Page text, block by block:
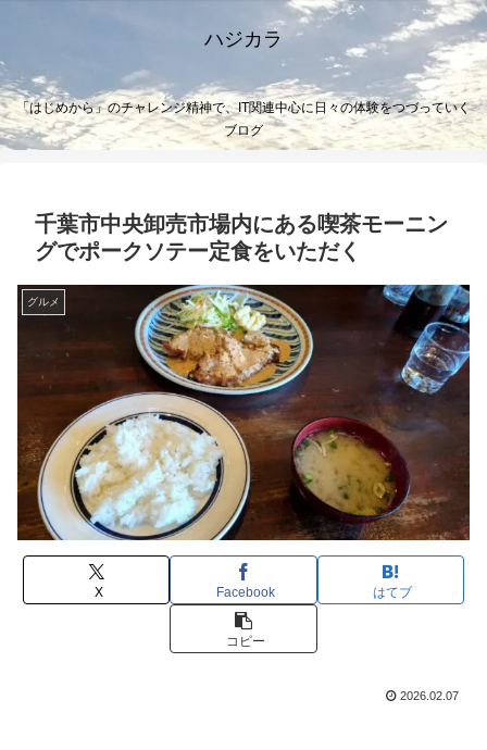
ハジカラ
「はじめから」のチャレンジ精神で、IT関連中心に日々の体験をつづっていく
ブログ
千葉市中央卸売市場内にある喫茶モーニン
グでポークソテー定食をいただく
グルメ
X Facebook はてブ
コピー
2026.02.07